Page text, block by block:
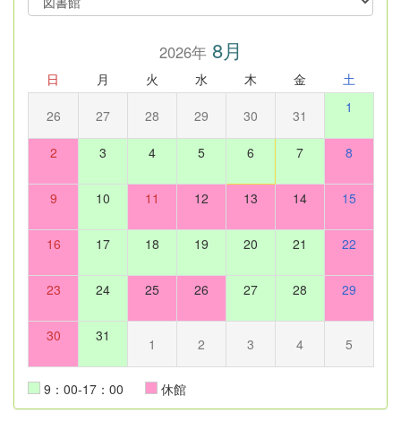
2026年8月
日 月 火 水 木 金 土
26 27 28 29 30 31 1
2 3 4 5 6 7 8
9 10 11 12 13 14 15
16 17 18 19 20 21 22
23 24 25 26 27 28 29
30 31 1 2 3 4 5
9：00-17：00 休館